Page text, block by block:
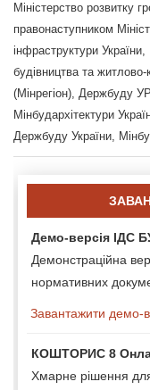
Міністерство розвитку
правонаступником
інфраструктури України,
будівництва та
(Мінрегіон), Держбуду
Мінбудархітектури
Держбуду України,
Демо-версія ІДС
Демонстраційна
нормативних
Завантажити демо-
КОШТОРИС 8
Хмарне рішення